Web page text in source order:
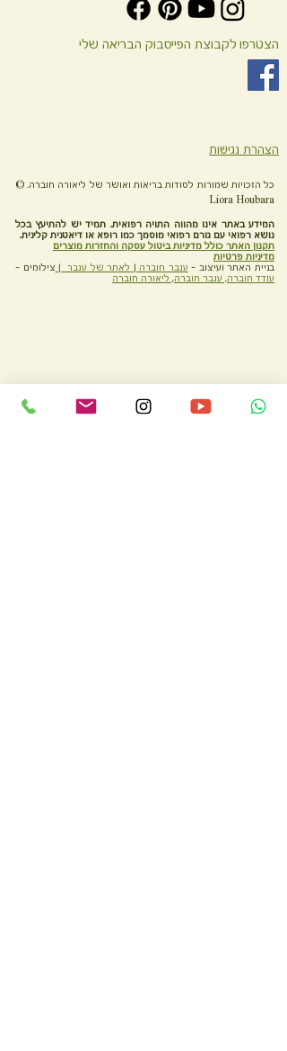
הצטרפו לקבוצת הפייסבוק הבריאה שלי
הצהרת נגישות
כל הזכויות שמורות לסודות בריאות ואושר של ליאורה חוברה.©
Liora Houbara
המידע באתר אינו מהווה התויה רפואית. תמיד יש להתיעץ בכל
נושא רפואי עם גורם רפואי מוסמך כמו רופא או דיאטנית קלינית.
תקנון האתר כולל מדיניות ביטול עסקה והחזרות מוצרים
מדיניות פרטיות
בניית האתר ועיצוב - ענבר חוברה | לאתר של ענבר | צילומים -
עודד חוברה, ענבר חוברה, ליאורה חוברה